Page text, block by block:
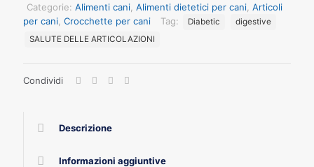
CALORIE
KG
quantità
Categorie: Alimenti cani Alimenti dietetici per cani Articoli
per cani Crocchette per cani Tag: Diabetic
digestive
SALUTE DELLE ARTICOLAZIONI
Condividi
Descrizione
Informazioni aggiuntive